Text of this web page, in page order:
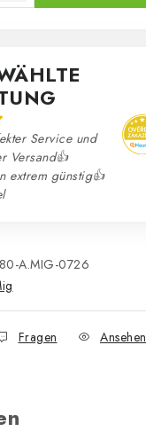
Service und
Versand👍
extrem günstig👍
A.MIG-0726
Fragen Ansehen